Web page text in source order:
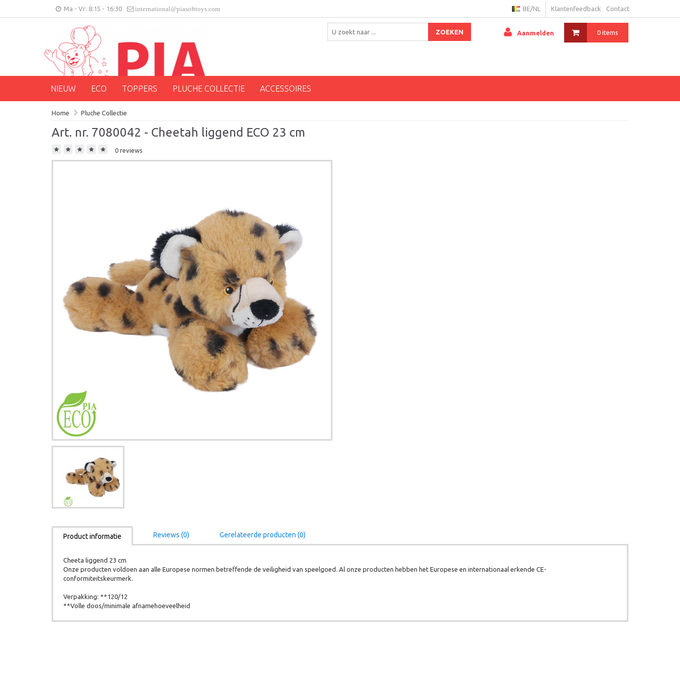
Ma - Vr: 8:15 - 16:30 international@piasofttoys.com Klantenfeedback Contact
BE/NL
0 items
Aanmelden
ZOEKEN
NIEUW ECO TOPPERS PLUCHE COLLECTIE ACCESSOIRES
Home Pluche Collectie
Art. nr. 7080042 - Cheetah liggend ECO 23 cm
0 reviews
Product informatie Reviews (0) Gerelateerde producten (0)
Cheeta liggend 23 cm
Onze producten voldoen aan alle Europese normen betreffende de veiligheid van speelgoed. Al onze producten hebben het Europese en internationaal erkende CE-
conformiteitskeurmerk.
Verpakking: **120/12
**Volle doos/minimale afnamehoeveelheid